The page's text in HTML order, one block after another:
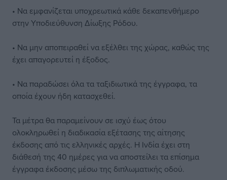
• Να εμφανίζεται υποχρεωτικά κάθε δεκαπενθήμερο
στην Υποδιεύθυνση Δίωξης Ρόδου.
• Να μην αποπειραθεί να εξέλθει της χώρας, καθώς της
έχει απαγορευτεί η έξοδος.
• Να παραδώσει όλα τα ταξιδιωτικά της έγγραφα, τα
οποία έχουν ήδη κατασχεθεί.
Τα μέτρα θα παραμείνουν σε ισχύ έως ότου
ολοκληρωθεί η διαδικασία εξέτασης της αίτησης
έκδοσης από τις ελληνικές αρχές. Η Ινδία έχει στη
διάθεσή της 40 ημέρες για να αποστείλει τα επίσημα
έγγραφα έκδοσης μέσω της διπλωματικής οδού.